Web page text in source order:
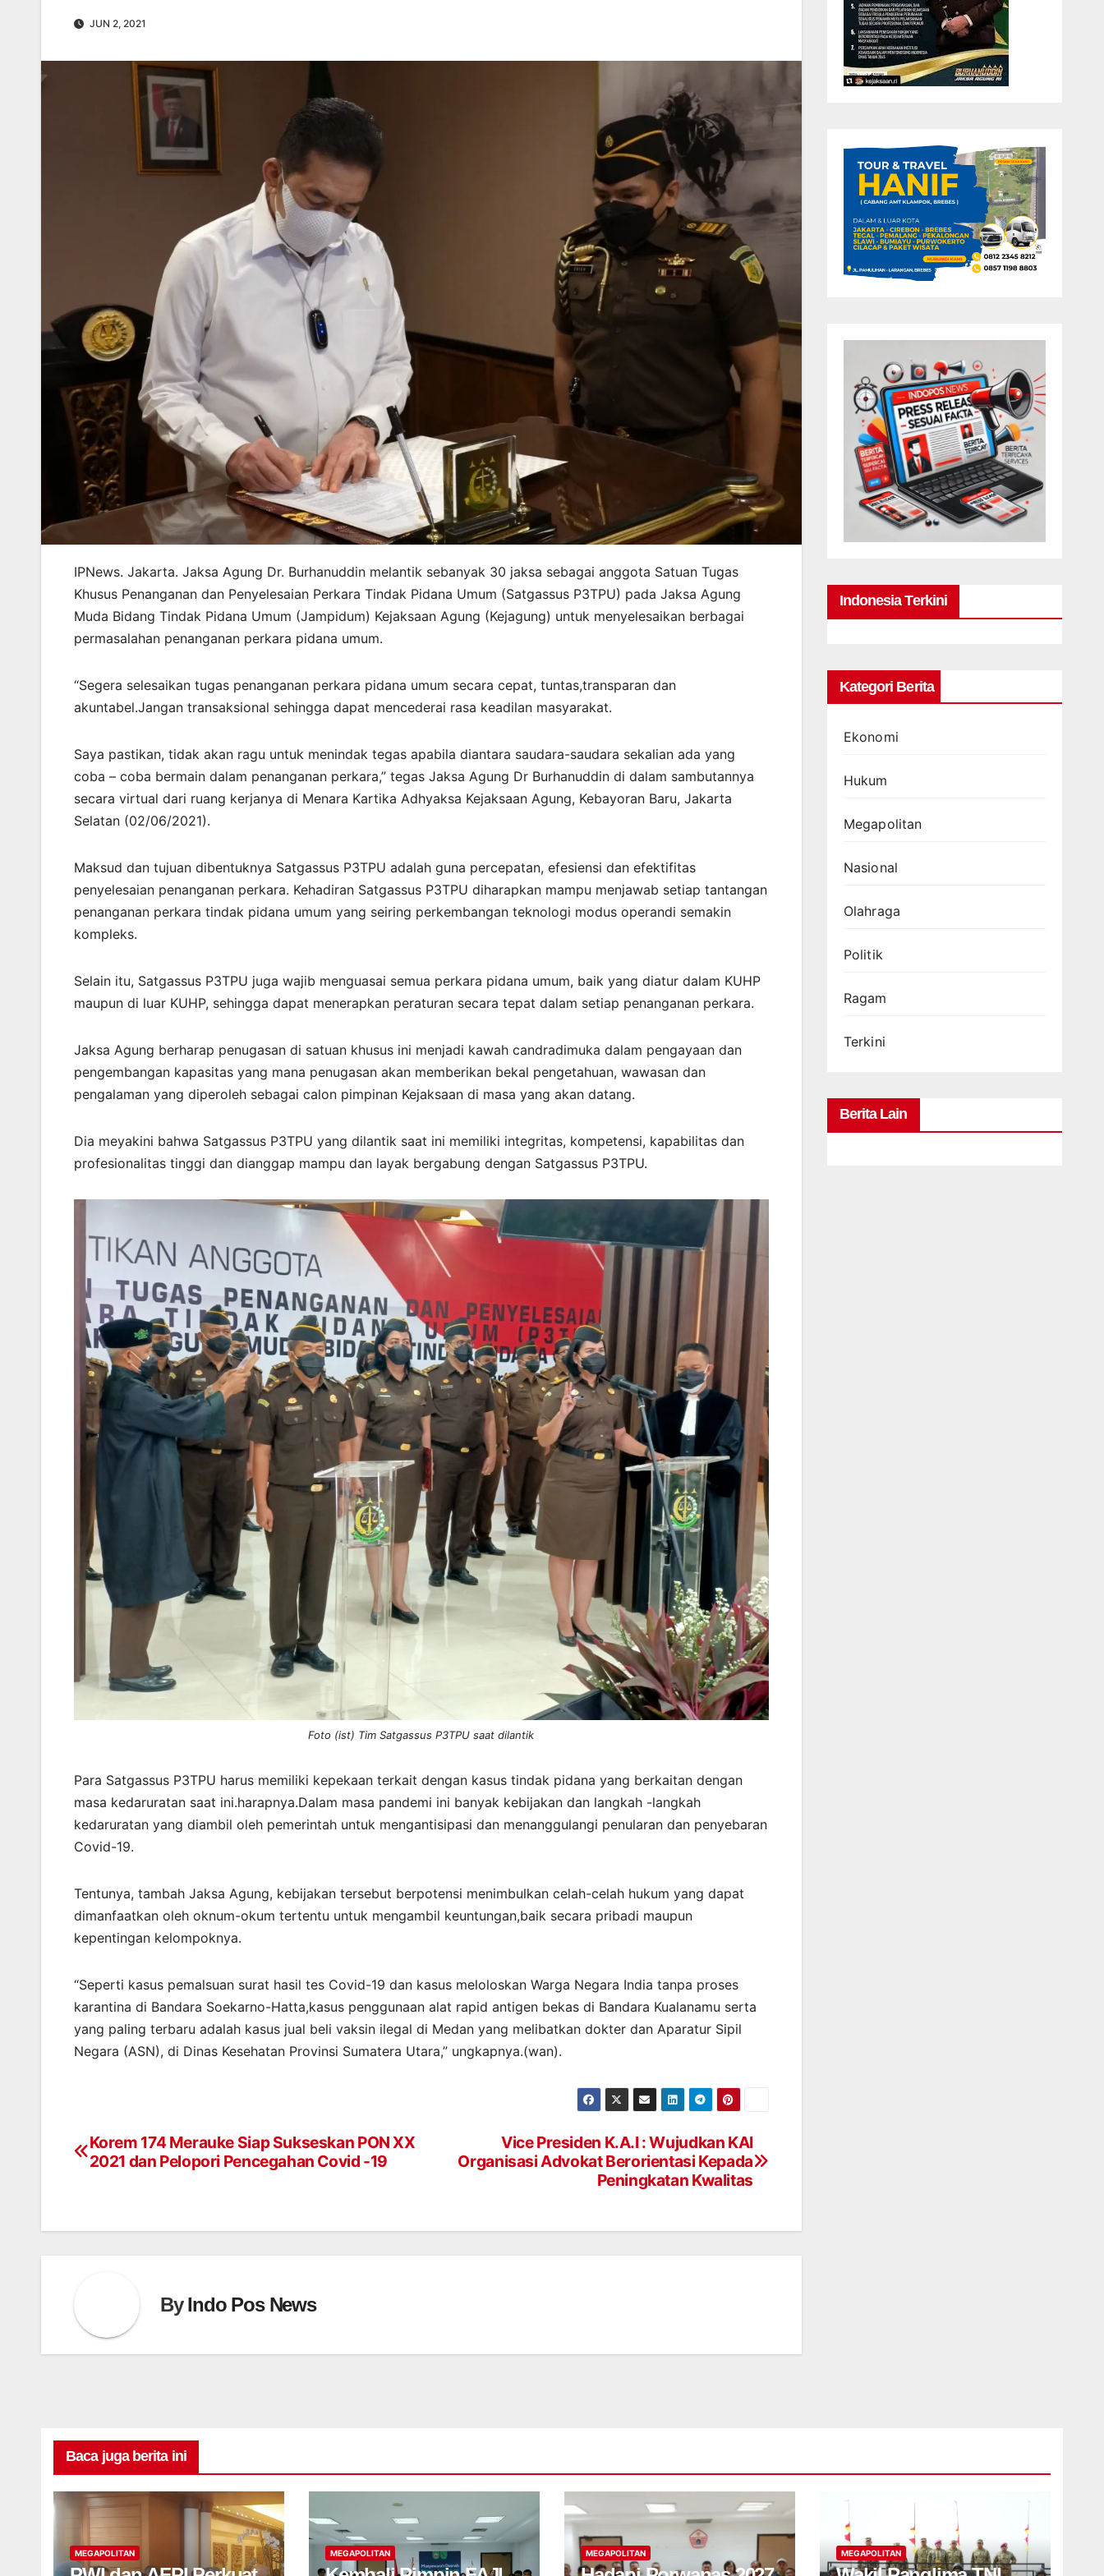
JUN 2, 2021
IPNews. Jakarta. Jaksa Agung Dr. Burhanuddin melantik sebanyak 30 jaksa sebagai anggota Satuan Tugas
Khusus Penanganan dan Penyelesaian Perkara Tindak Pidana Umum (Satgassus P3TPU) pada Jaksa Agung
Muda Bidang Tindak Pidana Umum (Jampidum) Kejaksaan Agung (Kejagung) untuk menyelesaikan berbagai
permasalahan penanganan perkara pidana umum.
“Segera selesaikan tugas penanganan perkara pidana umum secara cepat, tuntas,transparan dan
akuntabel.Jangan transaksional sehingga dapat mencederai rasa keadilan masyarakat.
Saya pastikan, tidak akan ragu untuk menindak tegas apabila diantara saudara-saudara sekalian ada yang
coba – coba bermain dalam penanganan perkara,” tegas Jaksa Agung Dr Burhanuddin di dalam sambutannya
secara virtual dari ruang kerjanya di Menara Kartika Adhyaksa Kejaksaan Agung, Kebayoran Baru, Jakarta
Selatan (02/06/2021).
Maksud dan tujuan dibentuknya Satgassus P3TPU adalah guna percepatan, efesiensi dan efektifitas
penyelesaian penanganan perkara. Kehadiran Satgassus P3TPU diharapkan mampu menjawab setiap tantangan
penanganan perkara tindak pidana umum yang seiring perkembangan teknologi modus operandi semakin
kompleks.
Selain itu, Satgassus P3TPU juga wajib menguasai semua perkara pidana umum, baik yang diatur dalam KUHP
maupun di luar KUHP, sehingga dapat menerapkan peraturan secara tepat dalam setiap penanganan perkara.
Jaksa Agung berharap penugasan di satuan khusus ini menjadi kawah candradimuka dalam pengayaan dan
pengembangan kapasitas yang mana penugasan akan memberikan bekal pengetahuan, wawasan dan
pengalaman yang diperoleh sebagai calon pimpinan Kejaksaan di masa yang akan datang.
Dia meyakini bahwa Satgassus P3TPU yang dilantik saat ini memiliki integritas, kompetensi, kapabilitas dan
profesionalitas tinggi dan dianggap mampu dan layak bergabung dengan Satgassus P3TPU.
Foto (ist) Tim Satgassus P3TPU saat dilantik
Para Satgassus P3TPU harus memiliki kepekaan terkait dengan kasus tindak pidana yang berkaitan dengan
masa kedaruratan saat ini.harapnya.Dalam masa pandemi ini banyak kebijakan dan langkah -langkah
kedaruratan yang diambil oleh pemerintah untuk mengantisipasi dan menanggulangi penularan dan penyebaran
Covid-19.
Tentunya, tambah Jaksa Agung, kebijakan tersebut berpotensi menimbulkan celah-celah hukum yang dapat
dimanfaatkan oleh oknum-okum tertentu untuk mengambil keuntungan,baik secara pribadi maupun
kepentingan kelompoknya.
“Seperti kasus pemalsuan surat hasil tes Covid-19 dan kasus meloloskan Warga Negara India tanpa proses
karantina di Bandara Soekarno-Hatta,kasus penggunaan alat rapid antigen bekas di Bandara Kualanamu serta
yang paling terbaru adalah kasus jual beli vaksin ilegal di Medan yang melibatkan dokter dan Aparatur Sipil
Negara (ASN), di Dinas Kesehatan Provinsi Sumatera Utara,” ungkapnya.(wan).
Post
Vice Presiden K.A.I : Wujudkan KAI
Organisasi Advokat Berorientasi Kepada
Peningkatan Kwalitas
Korem 174 Merauke Siap Sukseskan PON XX
2021 dan Pelopori Pencegahan Covid -19
ByIndo Pos News
Indonesia Terkini
Kategori Berita
Ekonomi
Hukum
Megapolitan
Nasional
Olahraga
Politik
Ragam
Terkini
Berita Lain
Baca juga berita ini
MEGAPOLITAN MEGAPOLITAN MEGAPOLITAN MEGAPOLITAN